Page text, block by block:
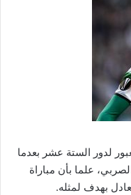
لدور الستة عشر بعدما
علما بأن مباراة
بهدف لمثله.